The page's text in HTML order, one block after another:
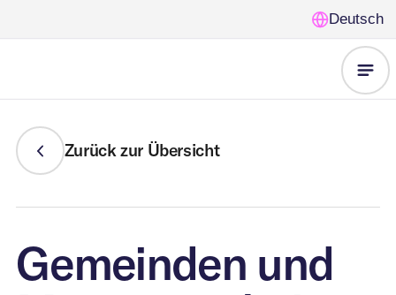
Deutsch
Home
unsere
Lösungen
Zurück zur Übersicht
Gemeinden und